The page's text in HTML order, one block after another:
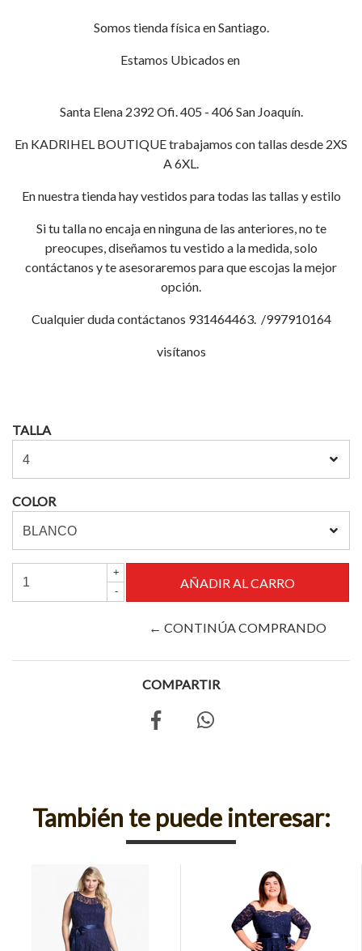
Somos tienda física en Santiago.
Estamos Ubicados en
Santa Elena 2392 Ofi. 405 - 406 San Joaquín.
En KADRIHEL BOUTIQUE trabajamos con tallas desde 2XS
A 6XL.
En nuestra tienda hay vestidos para todas las tallas y estilo
Si tu talla no encaja en ninguna de las anteriores, no te
preocupes, diseñamos tu vestido a la medida, solo
contáctanos y te asesoraremos para que escojas la mejor
opción.
Cualquier duda contáctanos 931464463. /997910164
visítanos
TALLA
COLOR
+
-
← CONTINÚA COMPRANDO
COMPARTIR
También te puede interesar: